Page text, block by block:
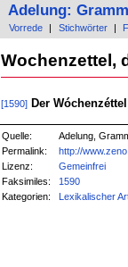
Adelung:
Vorrede Stichwörter
Wochenzettel,
[1590] Der Wóchenzéttel
Quelle:
Adelung,
Permalink:
http://
Lizenz:
Gemeinfrei
Faksimiles:
1590
Kategorien:
Lexikalischer